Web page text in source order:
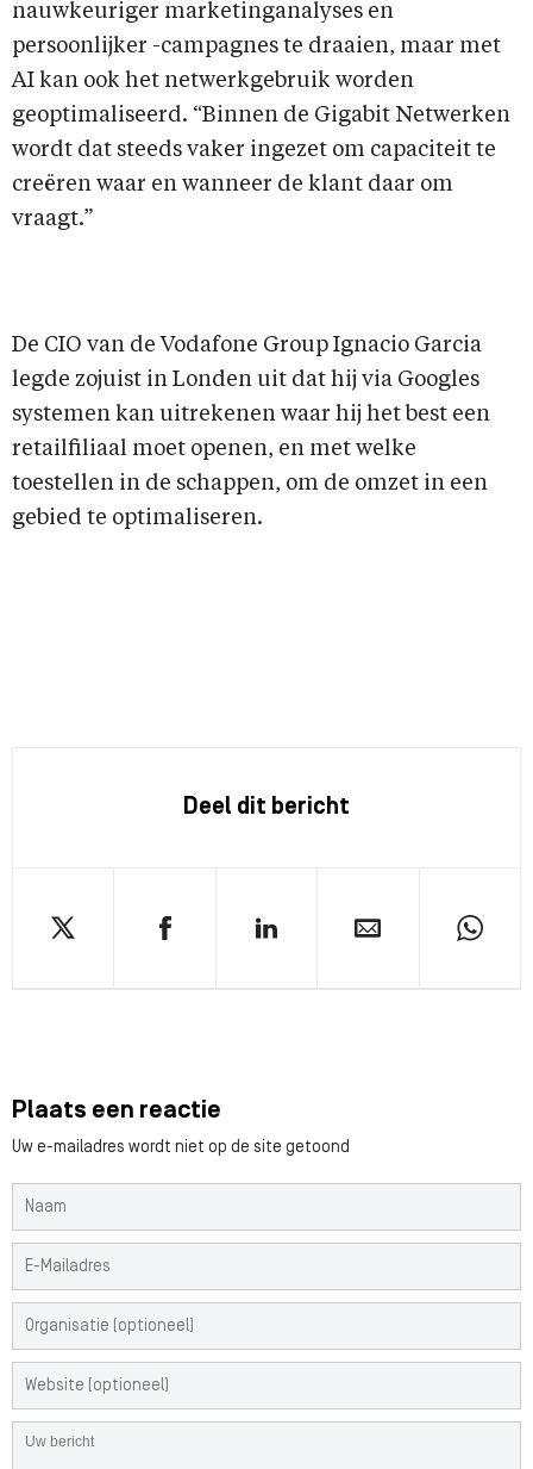
nauwkeuriger marketinganalyses en
persoonlijker -campagnes te draaien, maar met
AI kan ook het netwerkgebruik worden
geoptimaliseerd. “Binnen de Gigabit Netwerken
wordt dat steeds vaker ingezet om capaciteit te
creëren waar en wanneer de klant daar om
vraagt.”
De CIO van de Vodafone Group Ignacio Garcia
legde zojuist in Londen uit dat hij via Googles
systemen kan uitrekenen waar hij het best een
retailfiliaal moet openen, en met welke
toestellen in de schappen, om de omzet in een
gebied te optimaliseren.
Deel dit bericht
Plaats een reactie
Uw e-mailadres wordt niet op de site getoond